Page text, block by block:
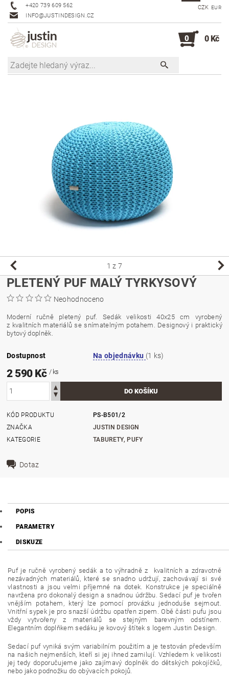
+420 739 609 562
INFO@JUSTINDESIGN.CZ
CZK EUR
0 0 Kč
1 z 7
PLETENÝ PUF MALÝ TYRKYSOVÝ
Neohodnoceno
Moderní ručně pletený puf. Sedák velikosti 40x25 cm vyrobený
z kvalitních materiálů se snímatelným potahem. Designový i praktický
bytový doplněk.
Dostupnost Na objednávku (1 ks)
2 590 Kč / ks
KÓD PRODUKTU
PS-B501/2
ZNAČKA
JUSTIN DESIGN
KATEGORIE
TABURETY, PUFY
Dotaz
POPIS
PARAMETRY
DISKUZE
Puf je ručně vyrobený sedák a to výhradně z kvalitních a zdravotně
nezávadných materiálů, které se snadno udržují, zachovávají si své
vlastnosti a jsou velmi příjemné na dotek. Konstrukce je speciálně
navržena pro dokonalý design a snadnou údržbu. Sedací puf je tvořen
vnějším potahem, který lze pomocí provázku jednoduše sejmout.
Vnitřní sypek je pro snazší údržbu opatřen zipem. Obě části pufu jsou
vždy vytvořeny z materiálů se stejným barevným odstínem.
Elegantním doplňkem sedáku je kovový štítek s logem Justin Design.
Sedací puf vyniká svým variabilním použitím a je testován především
na našich nejmenších, kteří si jej ihned zamilují. Vzhledem k velikosti
jej tedy doporučujeme jako zajímavý doplněk do dětských pokojíčků,
nebo jako podnožku do obývacích pokojů.